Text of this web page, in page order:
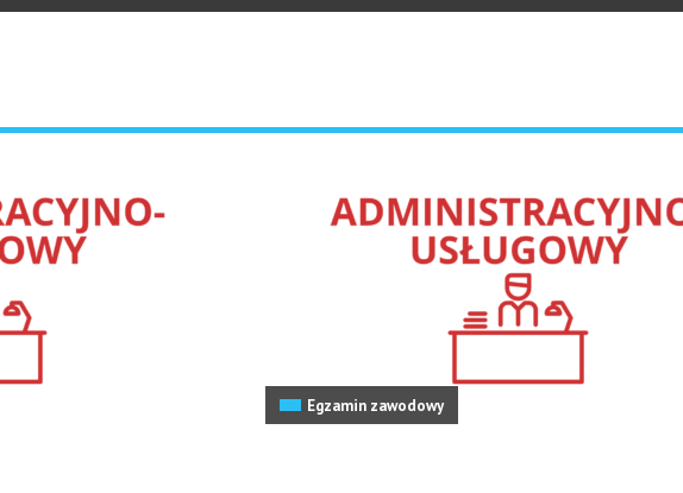
Egzamin zawodowy